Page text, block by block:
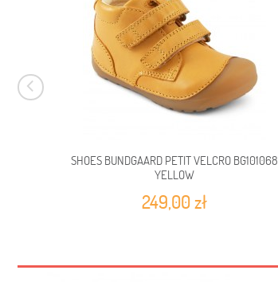
SHOES BUNDGAARD PETIT VELCRO BG101068
YELLOW
249,00 zł